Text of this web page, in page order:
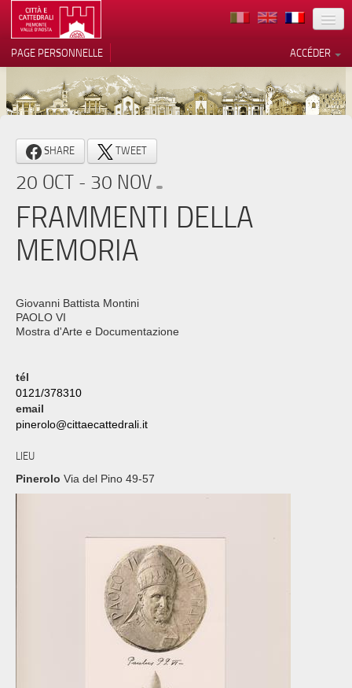
TERRITOIRE
ARCHITECTURE
MUSÉES
ITINÉRAIRES
EVÉNEMENTS
CONTACTS
PRESS
ACCÉDER
PAGE PERSONNELLE
SHARE TWEET
20 OCT - 30 NOV
FRAMMENTI DELLA
MEMORIA
Giovanni Battista Montini
PAOLO VI
Mostra d'Arte e Documentazione
tél
0121/378310
email
pinerolo@cittaecattedrali.it
LIEU
Pinerolo Via del Pino 49-57
Notification lors de la collecte
Vos choix en matière de
confidentialité